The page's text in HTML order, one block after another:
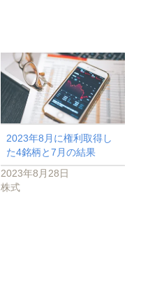
2023年8月に権利取得し
た4銘柄と7月の結果
2023年8月28日
株式